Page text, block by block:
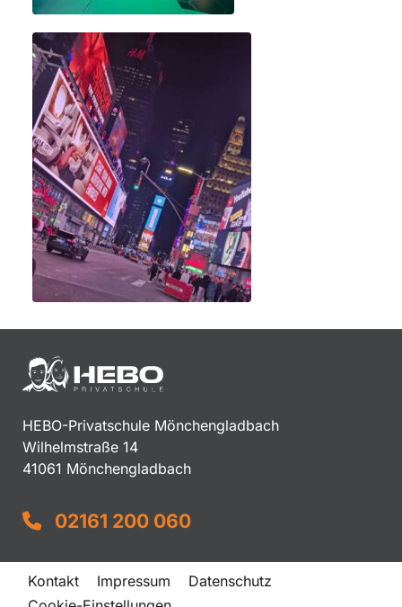
HEBO-Privatschule Mönchengladbach
Wilhelmstraße 14
41061 Mönchengladbach
02161 200 060
Kontakt Impressum
Datenschutz